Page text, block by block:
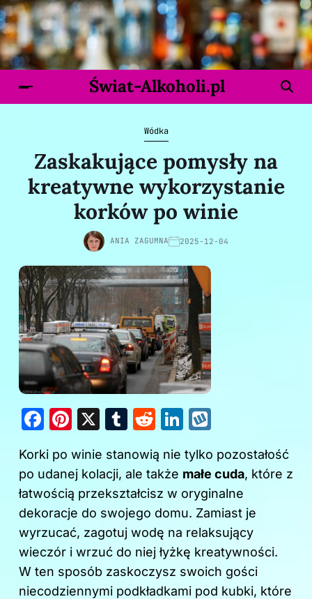
Świat-Alkoholi.pl
Wódka
Zaskakujące pomysły na
kreatywne wykorzystanie
korków po winie
ANIA ZAGUMNA 2025-12-04
F
c
e
b
o
o
k
Pi
er
e
st
X
T
m
bl
r
R
d
di
t
Li
k
e
dI
n
k
o
p
Korki po winie stanowią nie tylko pozostałość
po udanej kolacji, ale także małe cuda, które z
łatwością przekształcisz w oryginalne
dekoracje do swojego domu. Zamiast je
wyrzucać, zagotuj wodę na relaksujący
wieczór i wrzuć do niej łyżkę kreatywności.
W ten sposób zaskoczysz swoich gości
niecodziennymi podkładkami pod kubki, które